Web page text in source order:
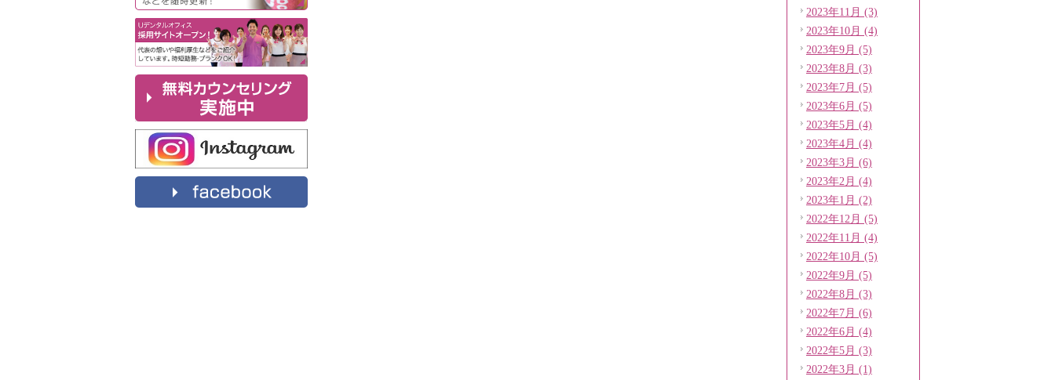
2023年11月 (3)
2023年10月 (4)
2023年9月 (5)
2023年8月 (3)
2023年7月 (5)
2023年6月 (5)
2023年5月 (4)
2023年4月 (4)
2023年3月 (6)
2023年2月 (4)
2023年1月 (2)
2022年12月 (5)
2022年11月 (4)
2022年10月 (5)
2022年9月 (5)
2022年8月 (3)
2022年7月 (6)
2022年6月 (4)
2022年5月 (3)
2022年3月 (1)